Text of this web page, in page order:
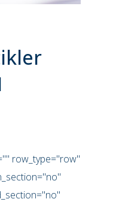
row_type="row"